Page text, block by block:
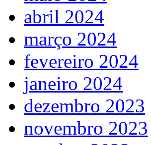
abril 2024
março 2024
fevereiro 2024
janeiro 2024
dezembro 2023
novembro 2023